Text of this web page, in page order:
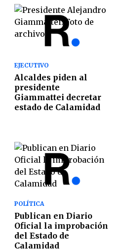
EJECUTIVO
Alcaldes piden al
presidente
Giammattei decretar
estado de Calamidad
POLÍTICA
Publican en Diario
Oficial la improbación
del Estado de
Calamidad